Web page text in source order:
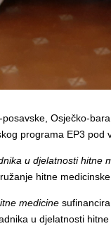
Osječko-
programa EP3
u djelatnosti hitne
hitne
medicine
u djelatnosti